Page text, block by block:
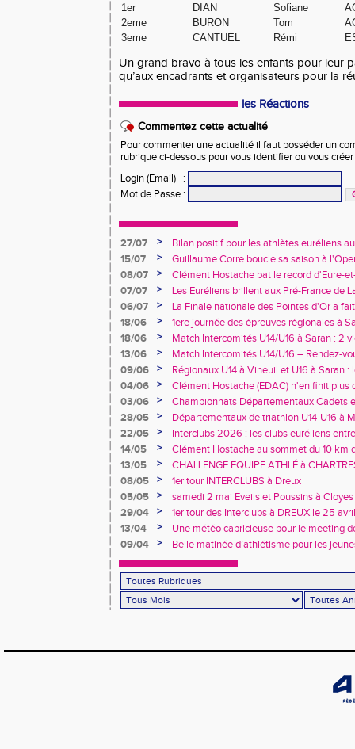
1er DIAN Sofiane
2eme
BURON Tom
3eme
CANTUEL Rémi
Un grand bravo à tous les enfants pour leur
qu’aux encadrants et organisateurs pour la
les Réactions
Commentez cette actualité
Pour commenter une actualité il faut posséder un
rubrique ci-dessous pour vous identifier ou vous
Login (Email)
:
Mot de Passe :
27/07 >
Bilan positif pour les athlètes euréliens
France de Charléty et d'Albi
15/07 >
Guillaume Corre boucle sa saison à
08/07
>
Clément Hostache bat le record d'Eure-
07/07
>
Les Euréliens brillent aux Pré-France de
06/07
>
La Finale nationale des Pointes d'Or a
de Dreux
18/06 >
1ere journée des épreuves régionales à
18/06
>
Match Intercomités U14/U16 à Saran : 2
féminines
13/06 >
Match Intercomités U14/U16 – Rendez-
09/06
>
Régionaux U14 à Vineuil et U16 à Saran :
rendez-vous !
04/06 >
Clément Hostache (EDAC) n'en finit plus
03/06
>
Championnats Départementaux Cadets
performances à Chartres
28/05 >
Départementaux de triathlon U14-U16 à
au rendez-vous… tout comme les records
22/05 >
Interclubs 2026 : les clubs euréliens
relégation
14/05 >
Clément Hostache au sommet du 10 km
junior
13/05 >
CHALLENGE EQUIPE ATHLÉ à
08/05
>
1er tour INTERCLUBS à Dreux
05/05
>
samedi 2 mai Eveils et Poussins à Cloyes
29/04
>
1er tour des Interclubs à DREUX le 25
13/04
>
Une météo capricieuse pour le meeting
Rotrou
09/04 > Belle matinée d’athlétisme pour les